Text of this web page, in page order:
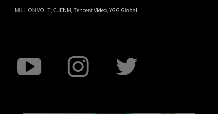
MILLION VOLT, CJENM, Tencent Video, YGG Global